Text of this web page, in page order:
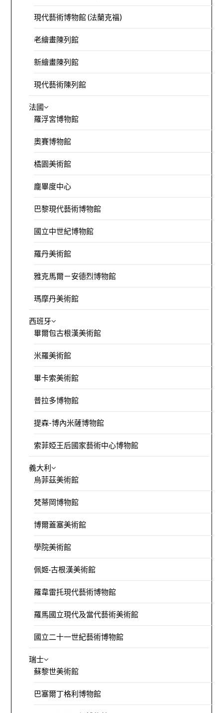
現代藝術博物館 (法蘭克福)
老繪畫陳列館
新繪畫陳列館
現代藝術陳列館
法國
羅浮宮博物館
奧賽博物館
橘園美術館
龐畢度中心
巴黎現代藝術博物館
國立中世紀博物館
羅丹美術館
雅克馬爾－安德烈博物館
瑪摩丹美術館
西班牙
畢爾包古根漢美術館
米羅美術館
畢卡索美術館
普拉多博物館
提森-博內米薩博物館
索菲婭王后國家藝術中心博物館
義大利
烏菲茲美術館
梵蒂岡博物館
博爾蓋塞美術館
學院美術館
佩姬·古根漢美術館
羅韋雷托現代藝術博物館
羅馬國立現代及當代藝術美術館
國立二十一世紀藝術博物館
瑞士
蘇黎世美術館
巴塞爾丁格利博物館